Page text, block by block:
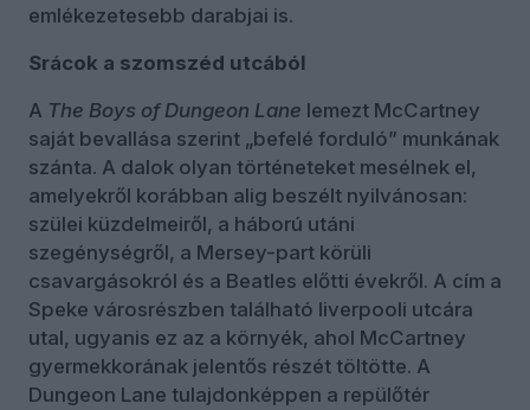
emlékezetesebb darabjai is.
Srácok a szomszéd utcából
A The Boys of Dungeon Lane lemezt McCartney
saját bevallása szerint „befelé forduló” munkának
szánta. A dalok olyan történeteket mesélnek el,
amelyekről korábban alig beszélt nyilvánosan:
szülei küzdelmeiről, a háború utáni
szegénységről, a Mersey-part körüli
csavargásokról és a Beatles előtti évekről. A cím a
Speke városrészben található liverpooli utcára
utal, ugyanis ez az a környék, ahol McCartney
gyermekkorának jelentős részét töltötte. A
Dungeon Lane tulajdonképpen a repülőtér